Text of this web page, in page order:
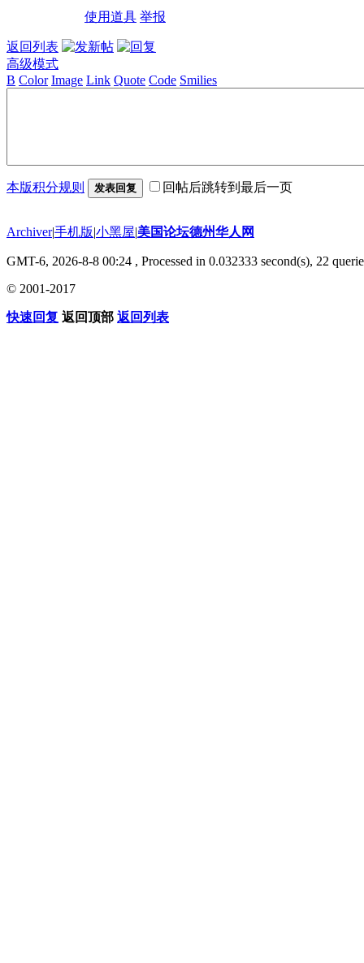
使用道具 举报
返回列表
高级模式
B Color Image Link Quote Code Smilies
本版积分规则 发表回复 回帖后跳转到最后一页
Archiver|手机版|小黑屋|美国论坛德州华人网
GMT-6, 2026-8-8 00:24 , Processed in 0.032333 second(s), 22
© 2001-2017
快速回复 返回顶部 返回列表